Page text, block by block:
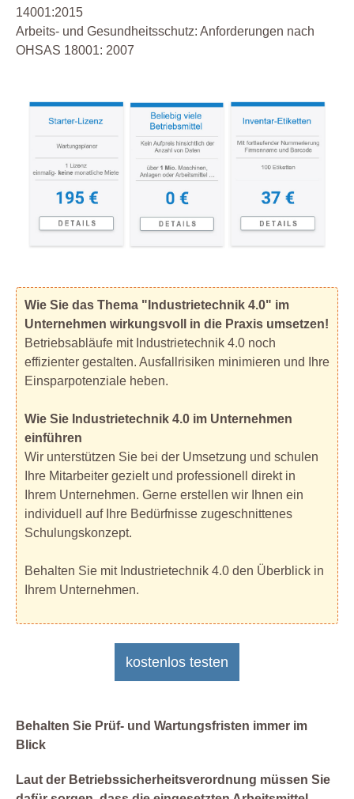
14001:2015
Arbeits- und Gesundheitsschutz: Anforderungen nach
OHSAS 18001: 2007
Wie Sie das Thema "Industrietechnik 4.0" im
Unternehmen wirkungsvoll in die Praxis umsetzen!
Betriebsabläufe mit Industrietechnik 4.0 noch
effizienter gestalten. Ausfallrisiken minimieren und Ihre
Einsparpotenziale heben.
Wie Sie Industrietechnik 4.0 im Unternehmen
einführen
Wir unterstützen Sie bei der Umsetzung und schulen
Ihre Mitarbeiter gezielt und professionell direkt in
Ihrem Unternehmen. Gerne erstellen wir Ihnen ein
individuell auf Ihre Bedürfnisse zugeschnittenes
Schulungskonzept.
Behalten Sie mit Industrietechnik 4.0 den Überblick in
Ihrem Unternehmen.
kostenlos testen
Behalten Sie Prüf- und Wartungsfristen immer im
Blick
Laut der Betriebssicherheitsverordnung müssen Sie